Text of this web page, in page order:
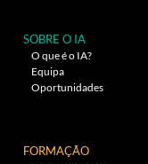
SOBRE O IA
O que é o IA?
Equipa
Oportunidades
FORMAÇÃO